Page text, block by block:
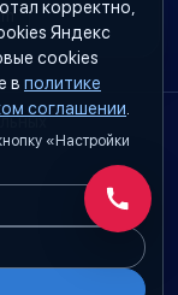
корректно,
Яндекс
cookies
в политике
соглашении
«Настройки